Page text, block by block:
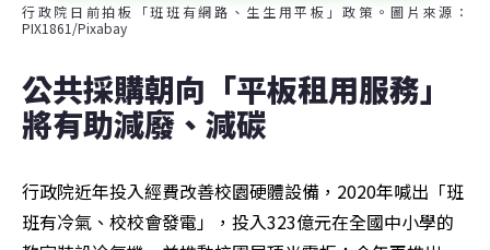
行政院日前拍板「班班有網路、生生用平板」政策。圖片來源：
PIX1861/Pixabay
公共採購朝向「平板租用服務」
將有助減廢、減碳
行政院近年投入經費改善校園硬體設備，2020年喊出「班
班有冷氣、校校會發電」，投入323億元在全國中小學的